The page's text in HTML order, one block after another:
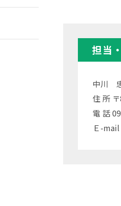
担当
中川
住 所
電 話
Ｅ-